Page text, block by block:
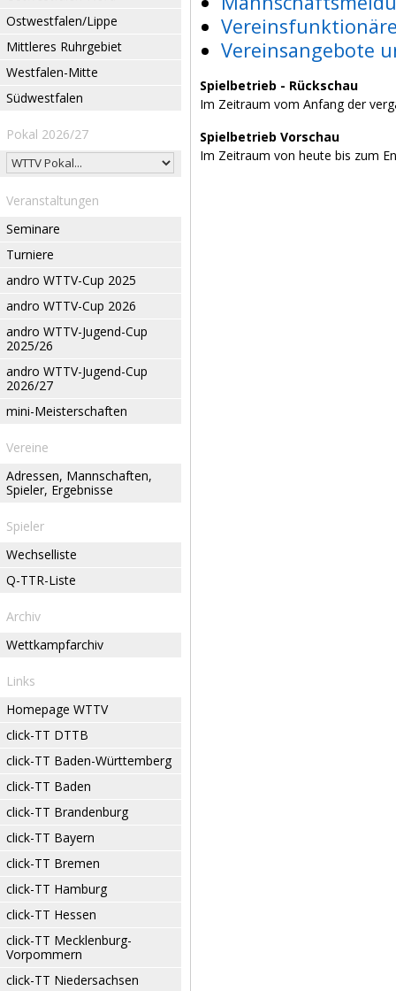
Ostwestfalen/Lippe
Mittleres Ruhrgebiet
Westfalen-Mitte
Südwestfalen
Pokal 2026/27
Veranstaltungen
Seminare
Turniere
andro WTTV-Cup 2025
andro WTTV-Cup 2026
andro WTTV-Jugend-Cup
2025/26
andro WTTV-Jugend-Cup
2026/27
mini-Meisterschaften
Vereine
Adressen, Mannschaften,
Spieler, Ergebnisse
Spieler
Wechselliste
Q-TTR-Liste
Archiv
Wettkampfarchiv
Links
Homepage WTTV
click-TT DTTB
click-TT Baden-Württemberg
click-TT Baden
click-TT Brandenburg
click-TT Bayern
click-TT Bremen
click-TT Hamburg
click-TT Hessen
click-TT Mecklenburg-
Vorpommern
click-TT Niedersachsen
Vereinsangebote
Spielbetrieb - Rückschau
Im Zeitraum vom Anfang der
Spielbetrieb Vorschau
Im Zeitraum von heute bis zum